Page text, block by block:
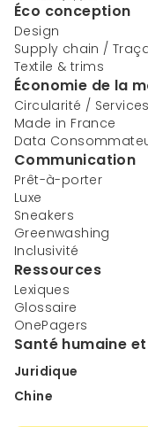
Éco conception
Design
Supply chain /
Textile & trims
Économie de la
Circularité / Services
Made in France
Data
Communication
Prêt-à-porter
Luxe
Sneakers
Greenwashing
Inclusivité
Ressources
Lexiques
Glossaire
OnePagers
Santé humaine
Juridique
Chine